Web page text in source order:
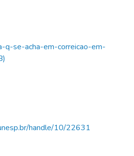
q-se-acha-em-correicao-em-
handle/10/22631